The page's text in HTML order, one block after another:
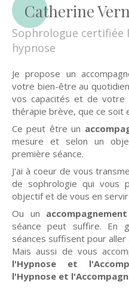
Catherine
Sophrologue certifiée
hypnose
Je propose un
votre bien-être au
vos capacités et de votre
thérapie brève, que ce soit
Ce peut être un
mesure et selon un
première séance.
J'ai à coeur de vous
de sophrologie qui vous
objectif et de vous en
Ou un
séance peut suffire. En
séances suffisent pour
Mais aussi de vous
l'Hypnose et
l'Hypnose et